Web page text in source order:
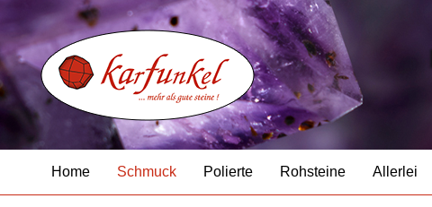
Home Schmuck Polierte Rohsteine Allerlei